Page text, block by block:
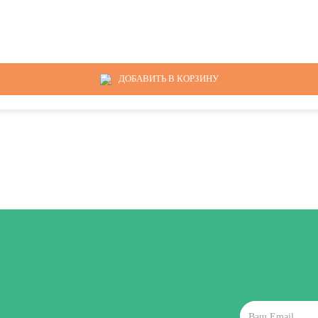
ДОБАВИТЬ В КОРЗИНУ